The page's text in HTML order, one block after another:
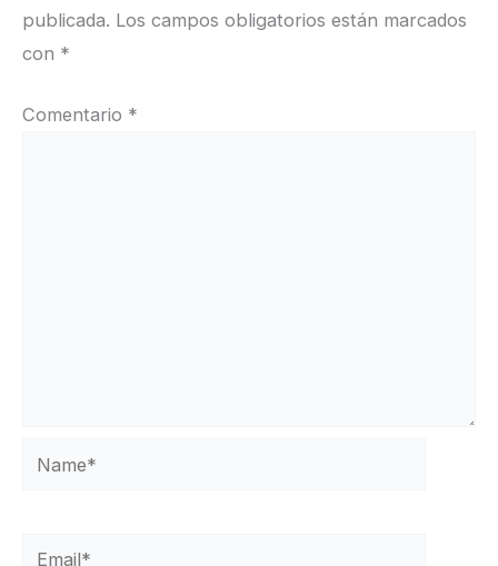
publicada. Los campos obligatorios están marcados
con *
Comentario *
Name*
Email*